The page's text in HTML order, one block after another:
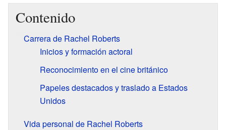
Contenido
Carrera de Rachel Roberts
Inicios y formación actoral
Reconocimiento en el cine británico
Papeles destacados y traslado a Estados
Unidos
Vida personal de Rachel Roberts